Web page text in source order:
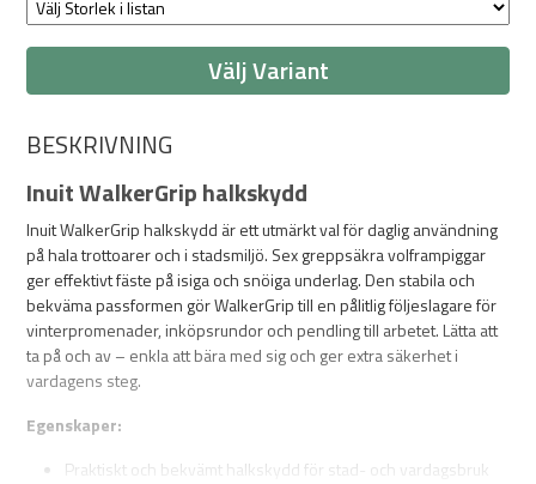
Välj Variant
BESKRIVNING
Inuit WalkerGrip halkskydd
Inuit WalkerGrip halkskydd är ett utmärkt val för daglig användning
på hala trottoarer och i stadsmiljö. Sex greppsäkra volframpiggar
ger effektivt fäste på isiga och snöiga underlag. Den stabila och
bekväma passformen gör WalkerGrip till en pålitlig följeslagare för
vinterpromenader, inköpsrundor och pendling till arbetet. Lätta att
ta på och av – enkla att bära med sig och ger extra säkerhet i
vardagens steg.
Egenskaper:
Praktiskt och bekvämt halkskydd för stad- och vardagsbruk